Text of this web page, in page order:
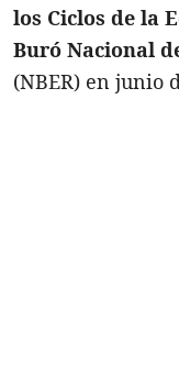
los Ciclos de la
Buró Nacional
(NBER) en junio